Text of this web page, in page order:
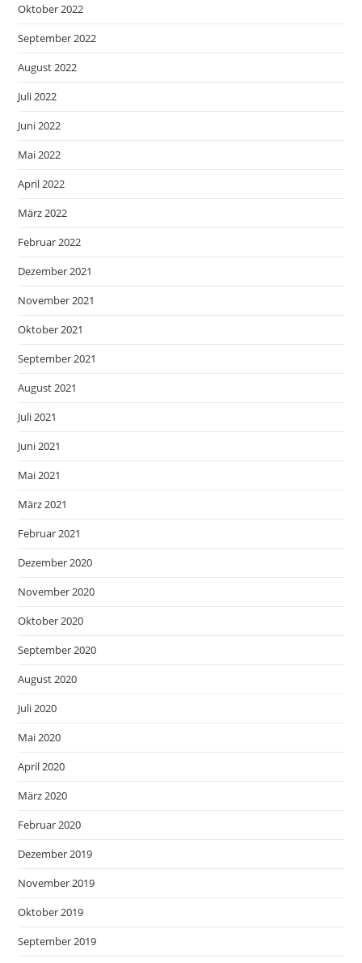
Oktober 2022
September 2022
August 2022
Juli 2022
Juni 2022
Mai 2022
April 2022
März 2022
Februar 2022
Dezember 2021
November 2021
Oktober 2021
September 2021
August 2021
Juli 2021
Juni 2021
Mai 2021
März 2021
Februar 2021
Dezember 2020
November 2020
Oktober 2020
September 2020
August 2020
Juli 2020
Mai 2020
April 2020
März 2020
Februar 2020
Dezember 2019
November 2019
Oktober 2019
September 2019